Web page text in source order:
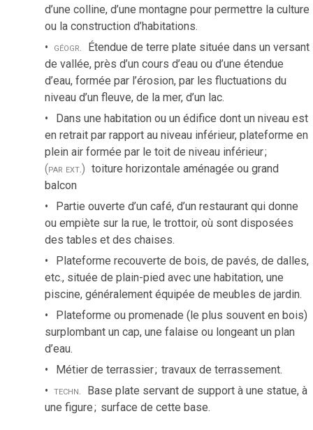
d’une colline, d’une montagne pour permettre la culture
ou la construction d’habitations.
géogr. Étendue de terre plate située dans un versant
de vallée, près d’un cours d’eau ou d’une étendue
d’eau, formée par l’érosion, par les fluctuations du
niveau d’un fleuve, de la mer, d’un lac.
Dans une habitation ou un édifice dont un niveau est
en retrait par rapport au niveau inférieur, plateforme en
plein air formée par le toit de niveau inférieur;
(par ext.) toiture horizontale aménagée ou grand
balcon
Partie ouverte d’un café, d’un restaurant qui donne
ou empiète sur la rue, le trottoir, où sont disposées
des tables et des chaises.
Plateforme recouverte de bois, de pavés, de dalles,
etc., située de plain-pied avec une habitation, une
piscine, généralement équipée de meubles de jardin.
Plateforme ou promenade (le plus souvent en bois)
surplombant un cap, une falaise ou longeant un plan
d’eau.
Métier de terrassier; travaux de terrassement.
techn. Base plate servant de support à une statue, à
une figure; surface de cette base.